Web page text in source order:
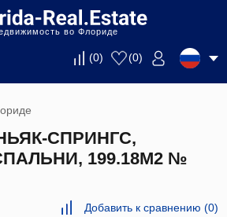
во Флориде
(0) (0)
СПРИНГС,
199.18М2 №
Добавить к сравнению (0)